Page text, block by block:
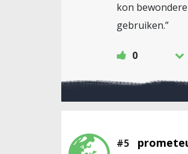
kon
gebruiken.”
0
#5